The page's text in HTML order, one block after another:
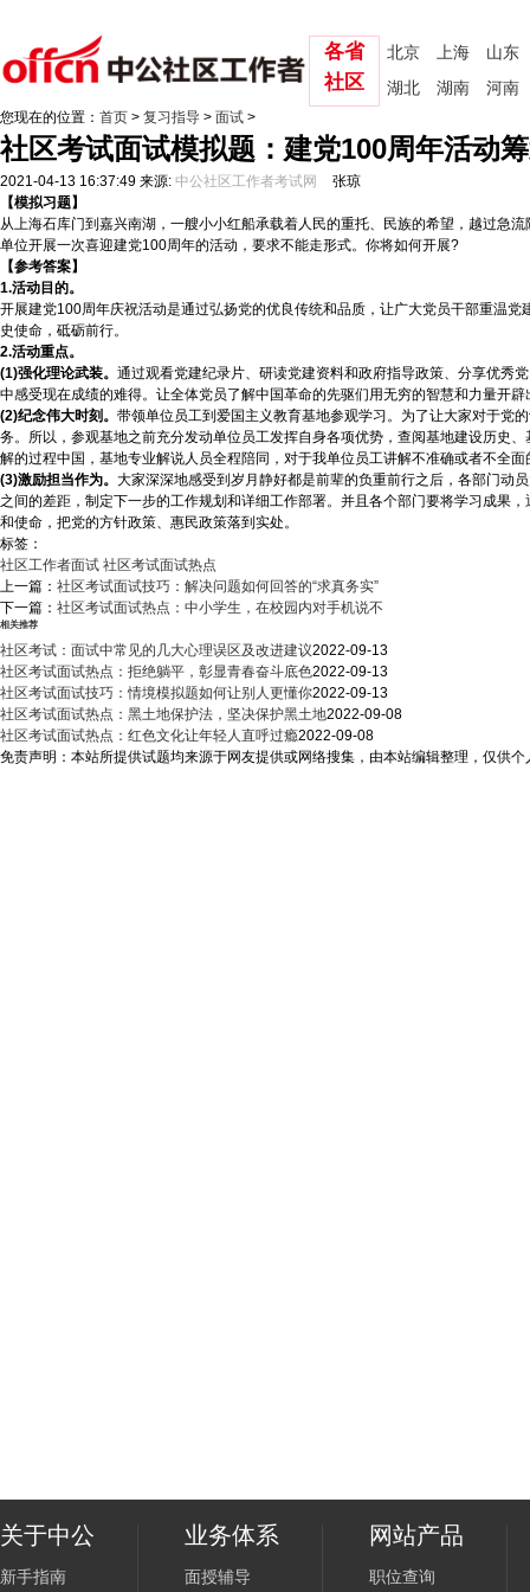
北京 上海
山东
湖北
湖南 河南
各省
社区
您现在的位置： 首页 > 复习指导 > 面试 >
社区考试面试模拟题：建党100周年活动
2021-04-13 16:37:49 来源: 中公社区工作者考试网
张琼
【模拟习题】
从上海石库门到嘉兴南湖，一艘小小红船承载着人民的重托、民族的希望，越过急
单位开展一次喜迎建党100周年的活动，要求不能走形式。你将如何开展?
【参考答案】
1.活动目的。
开展建党100周年庆祝活动是通过弘扬党的优良传统和品质，让广大党员干部重温
史使命，砥砺前行。
2.活动重点。
(1)强化理论武装。 通过观看党建纪录片、研读党建资料和政府指导政策、分享优秀
中感受现在成绩的难得。让全体党员了解中国革命的先驱们用无穷的智慧和力量开
(2)纪念伟大时刻。 带领单位员工到爱国主义教育基地参观学习。为了让大家对于党
务。所以，参观基地之前充分发动单位员工发挥自身各项优势，查阅基地建设历史
解的过程中国，基地专业解说人员全程陪同，对于我单位员工讲解不准确或者不全
(3)激励担当作为。 大家深深地感受到岁月静好都是前辈的负重前行之后，各部门动
之间的差距，制定下一步的工作规划和详细工作部署。并且各个部门要将学习成果
和使命，把党的方针政策、惠民政策落到实处。
标签：
社区工作者面试 社区考试面试热点
上一篇： 社区考试面试技巧：解决问题如何回答的“求真务实”
下一篇： 社区考试面试热点：中小学生，在校园内对手机说不
相关推荐
社区考试：面试中常见的几大心理误区及改进建议2022-09-13
社区考试面试热点：拒绝躺平，彰显青春奋斗底色2022-09-13
社区考试面试技巧：情境模拟题如何让别人更懂你2022-09-13
社区考试面试热点：黑土地保护法，坚决保护黑土地2022-09-08
社区考试面试热点：红色文化让年轻人直呼过瘾2022-09-08
免责声明：本站所提供试题均来源于网友提供或网络搜集，由本站编辑整理，仅供
关于中公
新手指南
业务体系
面授辅导
网站产品
职位查询